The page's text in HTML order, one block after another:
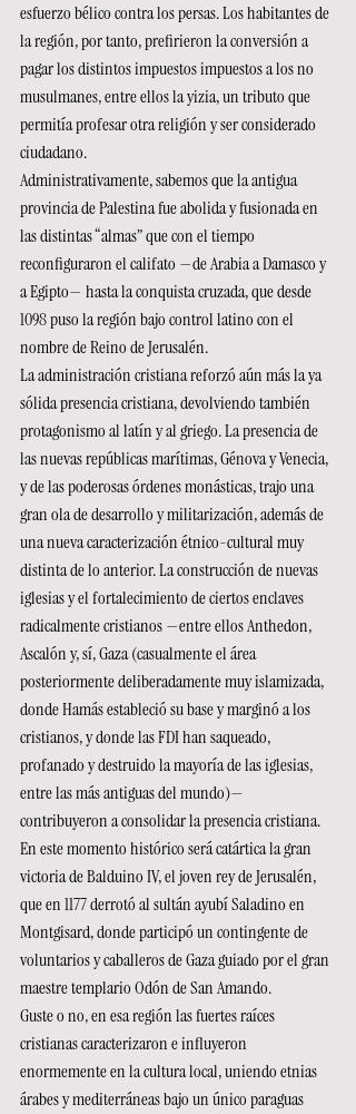
esfuerzo bélico contra los persas. Los habitantes de
la región, por tanto, prefirieron la conversión a
pagar los distintos impuestos impuestos a los no
musulmanes, entre ellos la yizia, un tributo que
permitía profesar otra religión y ser considerado
ciudadano.
Administrativamente, sabemos que la antigua
provincia de Palestina fue abolida y fusionada en
las distintas “almas” que con el tiempo
reconfiguraron el califato —de Arabia a Damasco y
a Egipto— hasta la conquista cruzada, que desde
1098 puso la región bajo control latino con el
nombre de Reino de Jerusalén.
La administración cristiana reforzó aún más la ya
sólida presencia cristiana, devolviendo también
protagonismo al latín y al griego. La presencia de
las nuevas repúblicas marítimas, Génova y Venecia,
y de las poderosas órdenes monásticas, trajo una
gran ola de desarrollo y militarización, además de
una nueva caracterización étnico-cultural muy
distinta de lo anterior. La construcción de nuevas
iglesias y el fortalecimiento de ciertos enclaves
radicalmente cristianos —entre ellos Anthedon,
Ascalón y, sí, Gaza (casualmente el área
posteriormente deliberadamente muy islamizada,
donde Hamás estableció su base y marginó a los
cristianos, y donde las FDI han saqueado,
profanado y destruido la mayoría de las iglesias,
entre las más antiguas del mundo)—
contribuyeron a consolidar la presencia cristiana.
En este momento histórico será catártica la gran
victoria de Balduino IV, el joven rey de Jerusalén,
que en 1177 derrotó al sultán ayubí Saladino en
Montgisard, donde participó un contingente de
voluntarios y caballeros de Gaza guiado por el gran
maestre templario Odón de San Amando.
Guste o no, en esa región las fuertes raíces
cristianas caracterizaron e influyeron
enormemente en la cultura local, uniendo etnias
árabes y mediterráneas bajo un único paraguas